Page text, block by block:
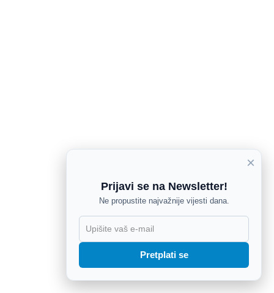
×
Prijavi se na Newsletter!
Ne propustite najvažnije vijesti dana.
Pretplati se